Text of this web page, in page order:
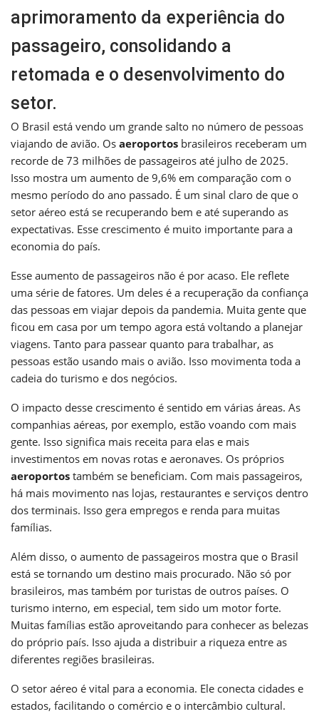
aprimoramento da experiência do
passageiro, consolidando a
retomada e o desenvolvimento do
setor.
O Brasil está vendo um grande salto no número de pessoas
viajando de avião. Os aeroportos brasileiros receberam um
recorde de 73 milhões de passageiros até julho de 2025.
Isso mostra um aumento de 9,6% em comparação com o
mesmo período do ano passado. É um sinal claro de que o
setor aéreo está se recuperando bem e até superando as
expectativas. Esse crescimento é muito importante para a
economia do país.
Esse aumento de passageiros não é por acaso. Ele reflete
uma série de fatores. Um deles é a recuperação da confiança
das pessoas em viajar depois da pandemia. Muita gente que
ficou em casa por um tempo agora está voltando a planejar
viagens. Tanto para passear quanto para trabalhar, as
pessoas estão usando mais o avião. Isso movimenta toda a
cadeia do turismo e dos negócios.
O impacto desse crescimento é sentido em várias áreas. As
companhias aéreas, por exemplo, estão voando com mais
gente. Isso significa mais receita para elas e mais
investimentos em novas rotas e aeronaves. Os próprios
aeroportos também se beneficiam. Com mais passageiros,
há mais movimento nas lojas, restaurantes e serviços dentro
dos terminais. Isso gera empregos e renda para muitas
famílias.
Além disso, o aumento de passageiros mostra que o Brasil
está se tornando um destino mais procurado. Não só por
brasileiros, mas também por turistas de outros países. O
turismo interno, em especial, tem sido um motor forte.
Muitas famílias estão aproveitando para conhecer as belezas
do próprio país. Isso ajuda a distribuir a riqueza entre as
diferentes regiões brasileiras.
O setor aéreo é vital para a economia. Ele conecta cidades e
estados, facilitando o comércio e o intercâmbio cultural.